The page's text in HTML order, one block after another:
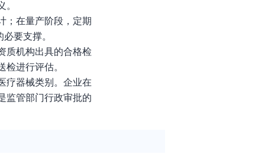
；在量产阶段，定期
要支撑。
质机构出具的合格检
进行评估。
疗器械类别。企业在
监管部门行政审批的